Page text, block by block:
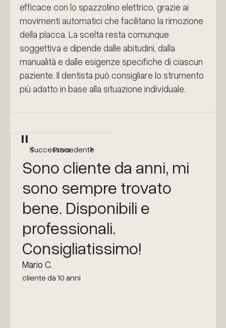
efficace con lo spazzolino elettrico, grazie ai
movimenti automatici che facilitano la rimozione
della placca. La scelta resta comunque
soggettiva e dipende dalle abitudini, dalla
manualità e dalle esigenze specifiche di ciascun
paziente. Il dentista può consigliare lo strumento
più adatto in base alla situazione individuale.
"
Sono cliente da anni, mi
sono sempre trovato
bene. Disponibili e
professionali.
Consigliatissimo!
Mario C.
cliente da 10 anni
Precedente
Successiva